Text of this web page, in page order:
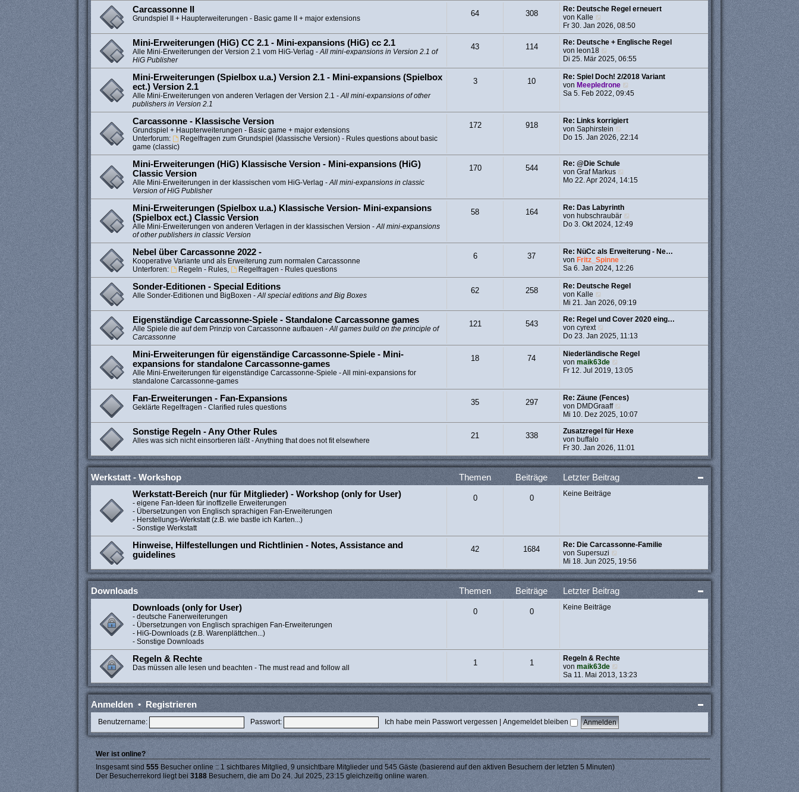
g
B
e
i
r
a
g
Carcassonne II
Grundspiel II + Haupterweiterungen - Basic game II + major extensions
64 308
Re: Deutsche Regel erneuert
von Kalle
e
u
e
s
t
e
r
B
e
a
g
Fr 30. Jan 2026, 08:50
Mini-Erweiterungen (HiG) CC 2.1 - Mini-expansions (HiG) cc 2.1
Alle Mini-Erweiterungen der Version 2.1 vom HiG-Verlag -All mini-expansions in Version 2.1 of
HiG Publisher
43 114
Re: Deutsche + Englische Regel
von leon18
e
u
e
s
t
B
e
i
t
g
Di 25. Mär 2025, 06:55
Mini-Erweiterungen (Spielbox u.a.) Version 2.1 - Mini-expansions (Spielbox
ect.) Version 2.1
Alle Mini-Erweiterungen von anderen Verlagen der Version 2.1 -All mini-expansions of other
publishers in Version 2.1
3 10
Re: Spiel Doch! 2/2018 Variant
von Meepledrone
e
e
t
r
g
Sa 5. Feb 2022, 09:45
Carcassonne - Klassische Version
Grundspiel + Haupterweiterungen - Basic game + major extensions
Unterforum:
Regelfragen zum Grundspiel (klassische Version) - Rules questions about basic
game (classic)
172 918
Re: Links korrigiert
vonSaphirstein
e
e
t
e
i
r
g
Do 15. Jan 2026, 22:14
Mini-Erweiterungen (HiG) Klassische Version - Mini-expansions (HiG)
Classic Version
Alle Mini-Erweiterungen in der klassischen vom HiG-Verlag -All mini-expansions in classic
Version of HiG Publisher
170 544
Re: @Die Schule
vonGraf Markus
e
t
e
i
t
r
a
g
Mo 22. Apr 2024, 14:15
Mini-Erweiterungen (Spielbox u.a.) Klassische Version- Mini-expansions
(Spielbox ect.) Classic Version
Alle Mini-Erweiterungen von anderen Verlagen in der klassischen Version -All mini-expansions
of other publishers in classic Version
58 164
Re: Das Labyrinth
von hubschraubär
e
s
e
t
a
g
Do 3. Okt 2024, 12:49
Nebel über Carcassonne 2022 -
Kooperative Variante und als Erweiterung zum normalen Carcassonne
Unterforen:
Regeln - Rules, Regelfragen - Rules questions
6 37
Re: NüCc als Erweiterung - Ne…
von Fritz_Spinne
e
u
e
t
e
r
e
t
a
Sa 6. Jan 2024, 12:26
Sonder-Editionen - Special Editions
Alle Sonder-Editionen und BigBoxen -All special editions and Big Boxes
62 258
Re: Deutsche Regel
von Kalle
e
u
e
s
t
e
r
B
e
r
a
g
Mi 21. Jan 2026, 09:19
Eigenständige Carcassonne-Spiele - Standalone Carcassonne games
Alle Spiele die auf dem Prinzip von Carcassonne aufbauen -All games build on the principle of
Carcassonne
121 543
Re: Regel und Cover 2020 eing…
voncyrext
e
u
e
s
t
B
e
i
t
r
a
g
Do 23. Jan 2025, 11:13
Mini-Erweiterungen für eigenständige Carcassonne-Spiele - Mini-
expansions for standalone Carcassonne-games
Alle Mini-Erweiterungen für eigenständige Carcassonne-Spiele - All mini-expansions for
standalone Carcassonne-games
18 74
Niederländische Regel
vonmaik63de
e
s
t
e
B
i
r
a
g
Fr 12. Jul 2019, 13:05
Fan-Erweiterungen - Fan-Expansions
Geklärte Regelfragen - Clarified rules questions
35 297
Re: Zäune (Fences)
von DMDGraaff
e
u
e
t
e
r
Mi 10. Dez 2025, 10:07
Sonstige Regeln - Any Other Rules
Alles was sich nicht einsortieren läßt - Anything that does not fit elsewhere
21 338
Zusatzregel für Hexe
von buffalo
e
u
e
t
r
r
a
g
Fr 30. Jan 2026, 11:01
Werkstatt - Workshop Themen Beiträge Letzter Beitrag
Werkstatt-Bereich (nur für Mitglieder) - Workshop (only for User)
- eigene Fan-Ideen für inoffizelle Erweiterungen
- Übersetzungen von Englisch sprachigen Fan-Erweiterungen
- Herstellungs-Werkstatt (z.B. wie bastle ich Karten...)
- Sonstige Werkstatt
0 0 Keine Beiträge
Hinweise, Hilfestellungen und Richtlinien - Notes, Assistance and
guidelines
42 1684
Re: Die Carcassonne-Familie
vonSupersuzi
e
u
e
t
r
a
Mi 18. Jun 2025, 19:56
Downloads Themen Beiträge Letzter Beitrag
Downloads (only for User)
- deutsche Fanerweiterungen
- Übersetzungen von Englisch sprachigen Fan-Erweiterungen
- HiG-Downloads (z.B. Warenplättchen...)
- Sonstige Downloads
0 0 Keine Beiträge
Regeln & Rechte
Das müssen alle lesen und beachten - The must read and follow all
1 1
Regeln & Rechte
vonmaik63de
e
u
e
B
e
i
t
a
Sa 11. Mai 2013, 13:23
Anmelden• Registrieren
Benutzername: Passwort: Ich habe mein Passwort vergessen Angemeldet bleiben
Wer ist online?
Insgesamt sind555Besucher online :: 1 sichtbares Mitglied, 9 unsichtbare Mitglieder und 545 Gäste (basierend auf den aktiven Besuchern der letzten 5 Minuten)
Der Besucherrekord liegt bei 3188Besuchern, die am Do 24. Jul 2025, 23:15 gleichzeitig online waren.